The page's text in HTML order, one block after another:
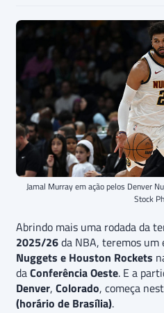
Jamal Murray em ação pelos Denver
Stock
Abrindo mais uma rodada da
2025/26da NBA, teremos
Nuggets e Houston Rockets
daConferência Oeste. E a
Denver, Colorado, começa
(horário de Brasília).